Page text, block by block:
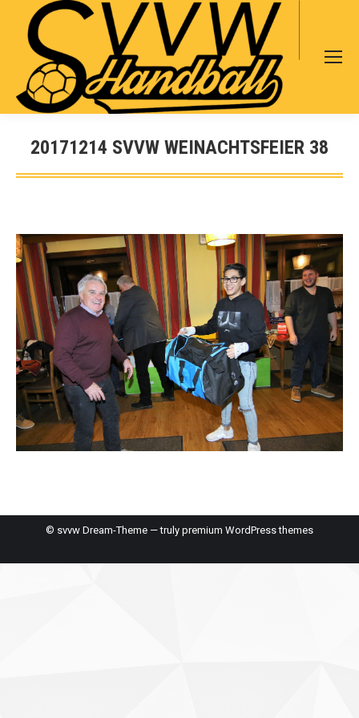
Search:
20171214 SVVW WEINACHTSFEIER 38
Sie befinden sich hier:
© svvw Dream-Theme — truly premium WordPress themes